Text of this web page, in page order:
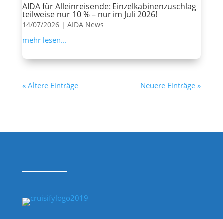
AIDA für Alleinreisende: Einzelkabinenzuschlag
teilweise nur 10 % – nur im Juli 2026!
14/07/2026| AIDA News
mehr lesen...
« Ältere Einträge Neuere Einträge »